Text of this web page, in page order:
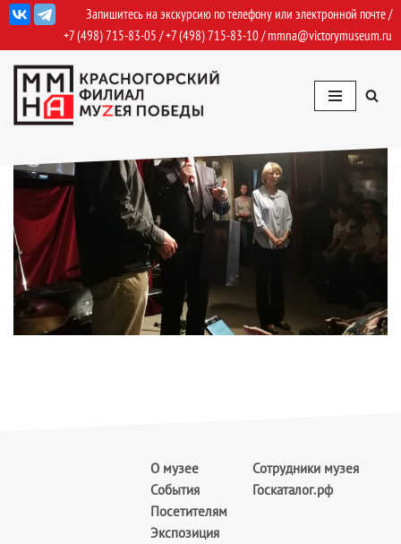
Перейти
к
содержимому
Запишитесь на экскурсию по телефону или электронной почте /
+7 (498) 715-83-05 /+7 (498) 715-83-10/mmna@victorymuseum.ru
О музее
События
Посетителям
Экспозиция
Сотрудники музея
Госкаталог.рф